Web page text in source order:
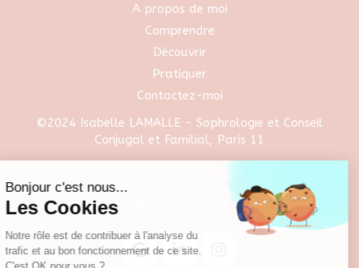
A propos de moi
Comprendre
Découvrir
Pratiquer
Contactez-moi
©2024 Isabelle LAMALLE - Sophrologie et Conseil
Conjugal et Familial, Paris 11
Continuer sans accepter
Bonjour c'est nous...
Les Cookies
Notre rôle est de contribuer à l'analyse du
trafic et au bon fonctionnement de ce site.